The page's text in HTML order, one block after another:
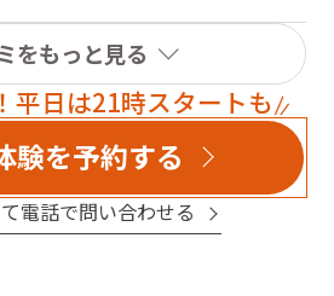
をもっと見る
平日は21時スタートも
験を予約する
電話で問い合わせる